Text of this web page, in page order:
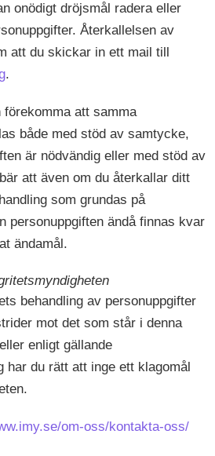
onödigt dröjsmål radera eller
Återkallelsen av
att du skickar in ett mail till
.
att samma
både med stöd av samtycke,
är nödvändig eller med stöd av
att även om du återkallar ditt
som grundas på
personuppgiften ändå finnas kvar
ändamål.
behandling av personuppgifter
mot det som står i denna
enligt gällande
har du rätt att inge ett klagomål
om-oss/kontakta-oss/